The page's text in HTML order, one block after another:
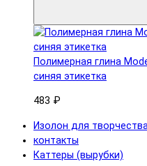
Полимерная глина
синяя этикетка
483 ₽
Изолон для
контакты
Каттеры (вырубки)